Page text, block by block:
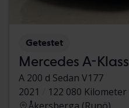
Getestet
Mercedes A-Klass
A 200 d Sedan V177
2021
122 080 Kilometer